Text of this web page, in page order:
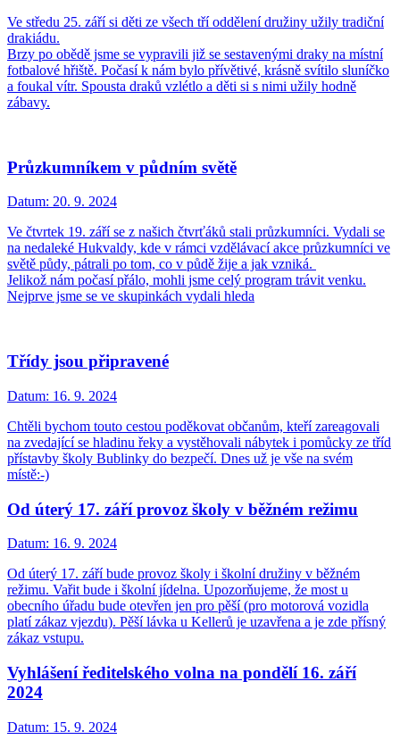
Ve středu 25. září si děti ze všech tří oddělení družiny užily tradiční
drakiádu.
Brzy po obědě jsme se vypravili již se sestavenými draky na místní
fotbalové hřiště. Počasí k nám bylo přívětivé, krásně svítilo sluníčko
a foukal vítr. Spousta draků vzlétlo a děti si s nimi užily hodně
zábavy.
Průzkumníkem v půdním světě
Datum: 20. 9. 2024
Ve čtvrtek 19. září se z našich čtvrťáků stali průzkumníci. Vydali se
na nedaleké Hukvaldy, kde v rámci vzdělávací akce průzkumníci ve
světě půdy, pátrali po tom, co v půdě žije a jak vzniká.
Jelikož nám počasí přálo, mohli jsme celý program trávit venku.
Nejprve jsme se ve skupinkách vydali hleda
Třídy jsou připravené
Datum: 16. 9. 2024
Chtěli bychom touto cestou poděkovat občanům, kteří zareagovali
na zvedající se hladinu řeky a vystěhovali nábytek i pomůcky ze tříd
přístavby školy Bublinky do bezpečí. Dnes už je vše na svém
místě:-)
Od úterý 17. září provoz školy v běžném režimu
Datum: 16. 9. 2024
Od úterý 17. září bude provoz školy i školní družiny v běžném
režimu. Vařit bude i školní jídelna. Upozorňujeme, že most u
obecního úřadu bude otevřen jen pro pěší (pro motorová vozidla
platí zákaz vjezdu). Pěší lávka u Kellerů je uzavřena a je zde přísný
zákaz vstupu.
Vyhlášení ředitelského volna na pondělí 16. září
2024
Datum: 15. 9. 2024